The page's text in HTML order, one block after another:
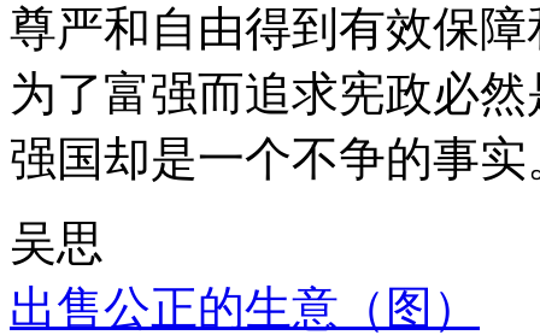
尊严和自由得到有效保
为了富强而追求宪政必
强国却是一个不争的事实
吴思
出售公正的生意（图）